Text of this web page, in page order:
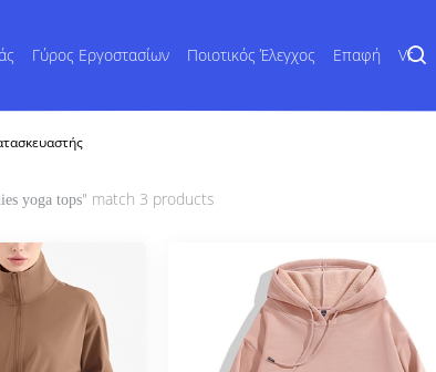
Γύρος Εργοστασίων Ποιοτικός Έλεγχος Επαφή Vr
yoga tops" match 3 products